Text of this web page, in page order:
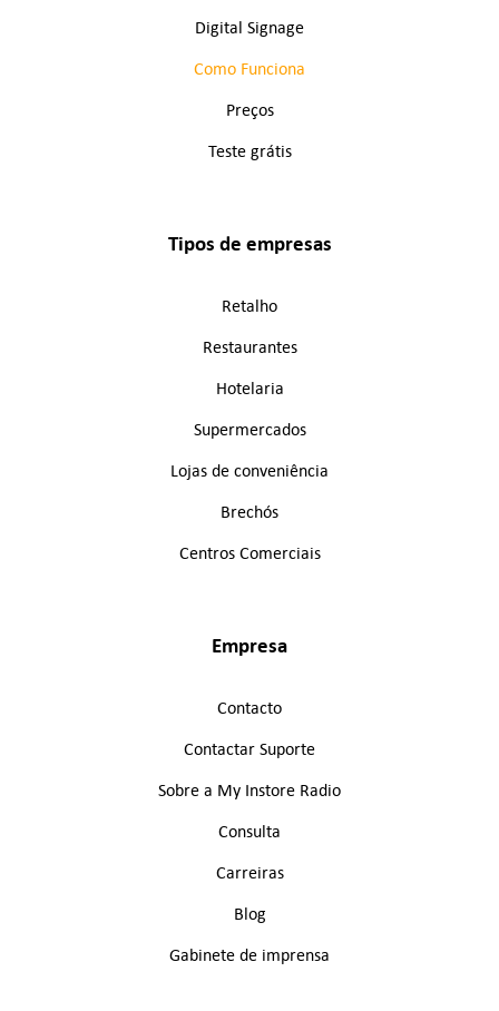
Digital Signage
Como Funciona
Preços
Teste grátis
Tipos de empresas
Retalho
Restaurantes
Hotelaria
Supermercados
Lojas de conveniência
Brechós
Centros Comerciais
Empresa
Contacto
Contactar Suporte
Sobre a My Instore Radio
Consulta
Carreiras
Blog
Gabinete de imprensa